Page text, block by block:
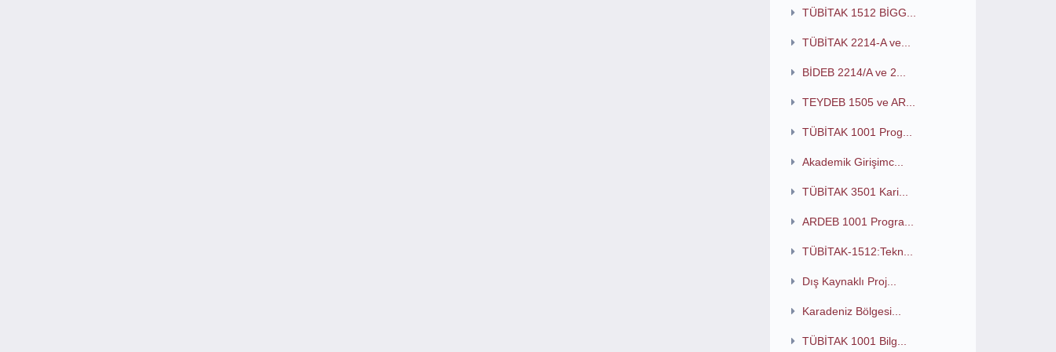
TÜBİTAK 1512 BİGG...
TÜBİTAK 2214-A ve...
BİDEB 2214/A ve 2...
TEYDEB 1505 ve AR...
TÜBİTAK 1001 Prog...
Akademik Girişimc...
TÜBİTAK 3501 Kari...
ARDEB 1001 Progra...
TÜBİTAK-1512:Tekn...
Dış Kaynaklı Proj...
Karadeniz Bölgesi...
TÜBİTAK 1001 Bilg...